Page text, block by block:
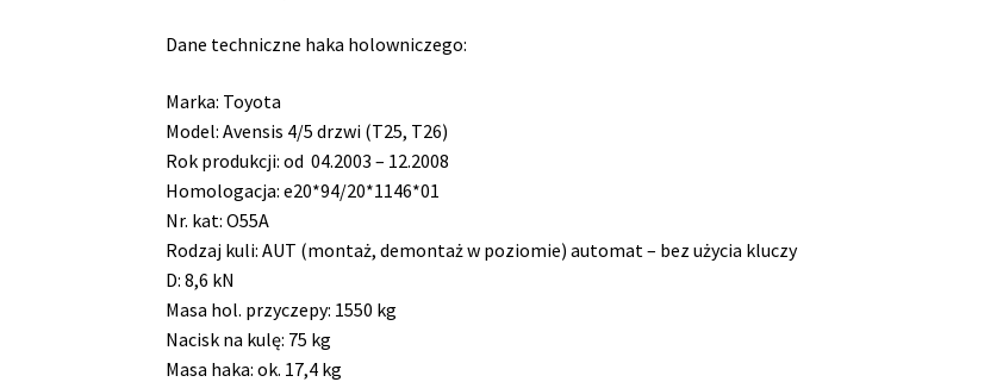
Dane techniczne haka holowniczego:
Marka: Toyota
Model: Avensis 4/5 drzwi (T25, T26)
Rok produkcji: od 04.2003 – 12.2008
Homologacja: e20*94/20*1146*01
Nr. kat: O55A
Rodzaj kuli: AUT (montaż, demontaż w poziomie) automat – bez użycia kluczy
D: 8,6 kN
Masa hol. przyczepy: 1550 kg
Nacisk na kulę: 75 kg
Masa haka: ok. 17,4 kg